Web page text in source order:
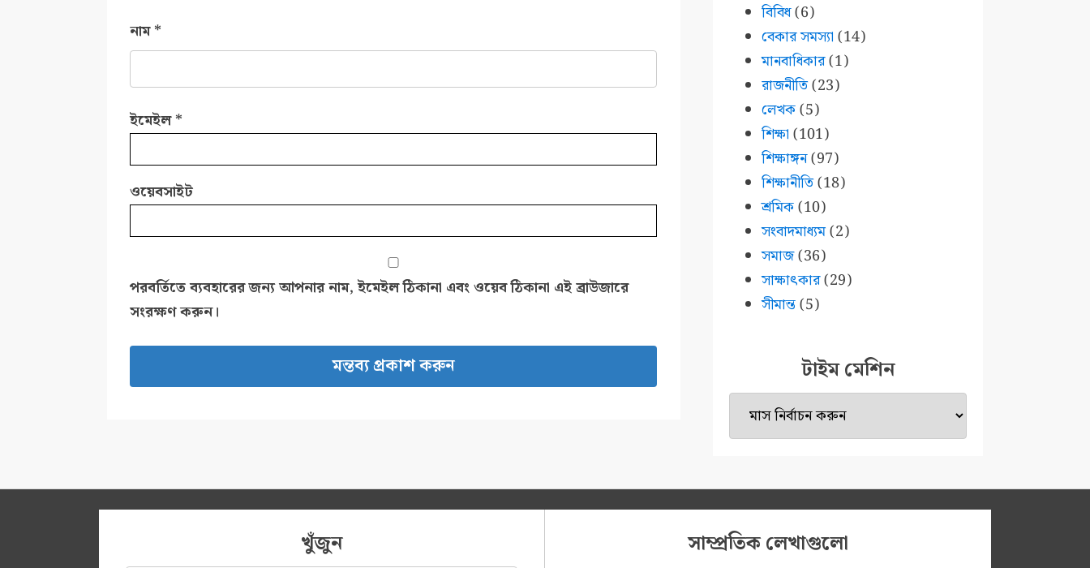
নাম*
ইমেইল*
ওয়েবসাইট
পরবর্তিতে ব্যবহারের জন্য আপনার নাম, ইমেইল ঠিকানা এবং ওয়েব ঠিকানা এই ব্রাউজারে
সংরক্ষণ করুন।
বিবিধ(6)
বেকার সমস্যা (14)
মানবাধিকার(1)
রাজনীতি(23)
লেখক(5)
শিক্ষা (101)
শিক্ষাঙ্গন(97)
শিক্ষানীতি(18)
শ্রমিক(10)
সংবাদমাধ্যম(2)
সমাজ(36)
সাক্ষাৎকার(29)
সীমান্ত(5)
টাইম মেশিন
টাইম
মেশিন
খুঁজুন সাম্প্রতিক লেখাগুলো